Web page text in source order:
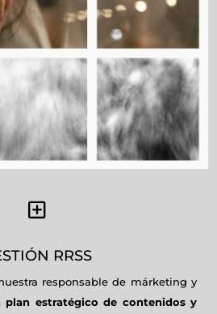
Y
RRSS
responsable de márketing y
plan estratégico de contenidos y